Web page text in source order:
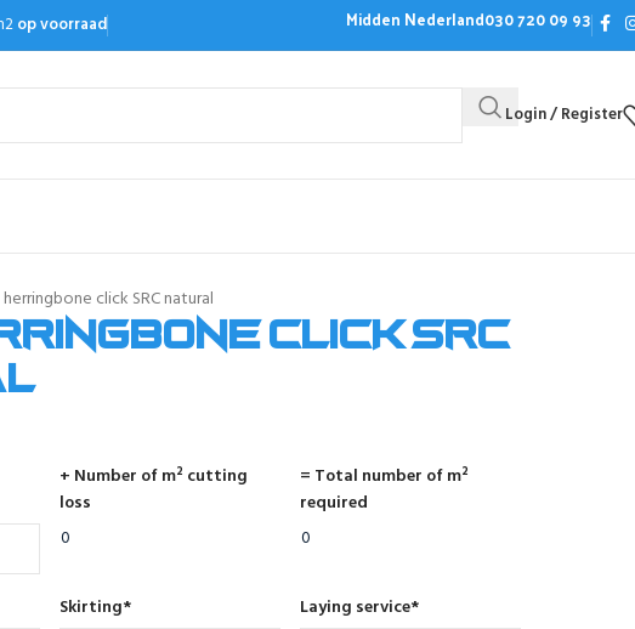
op voorraad Midden Nederland030 720 09 93
Login / Register
herringbone click SRC natural
click SRC
+ Number of m² cutting
loss
= Total number of m²
required
Skirting* Laying service*